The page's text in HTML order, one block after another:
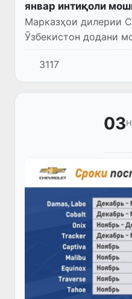
январ интиқоли
Марказҳои дилерии
Ӯзбекистон додани
боздоштанд, хабар
матбуоти UzAuto
3117
03